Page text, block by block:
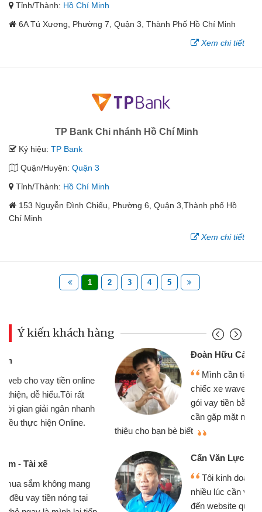
Tỉnh/Thành: Hồ Chí Minh
6A Tú Xương, Phường 7, Quận 3, Thành Phố Hồ Chí Minh
Xem chi tiết
TP Bank Chi nhánh Hồ Chí Minh
Ký hiệu: TP Bank
Quận/Huyện: Quận 3
Tỉnh/Thành: Hồ Chí Minh
153 Nguyễn Đình Chiểu, Phường 6, Quận 3,Thành phố Hồ
Chí Minh
Xem chi tiết
1 2 3 4 5
Ý kiến khách hàng
Đoàn Hữu Cảnh
Mình cần tiền gấp nên định cầm cố
chiếc xe wave nhưng thật may đã có
gói vay tiền bằng CMND online không
cần gặp mặt nên rất tiện lợi, sẽ giới
Cấn Văn Lực - Tạp hóa
Tôi kinh doanh buôn bán nhỏ lẻ
nhiều lúc cần vốn nhập hàng, nhờ biết
đến website qua bạn bè giới thiệu tôi